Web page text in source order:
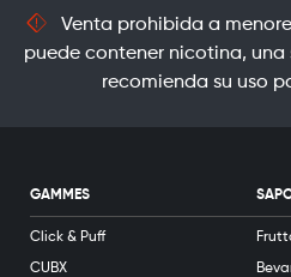
Venta prohibida a
puede contener nicotina,
recomienda su uso
GAMMES
Click & Puff
CUBX